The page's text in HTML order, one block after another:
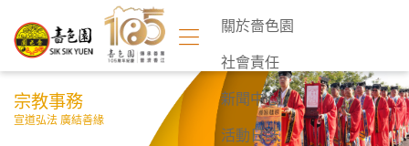
關於嗇色園
社會責任
新聞中心
活動日誌
宗教事務
宣道弘法 廣結善緣